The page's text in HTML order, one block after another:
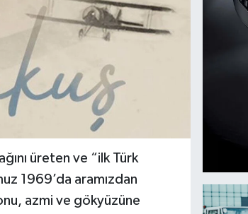
üreten ve “ilk Türk
1969’da aramızdan
azmi ve gökyüzüne